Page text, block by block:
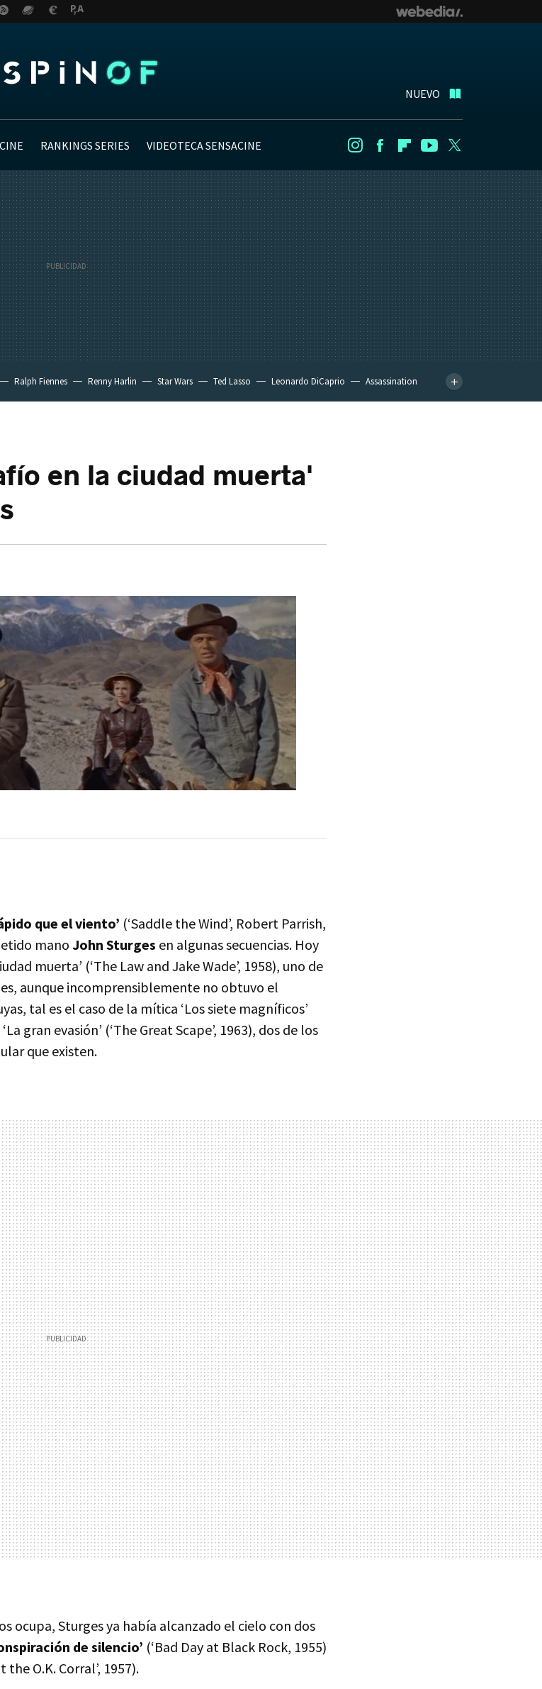
NUEVO
RANKINGS SERIES VIDEOTECA SENSACINE InstagramFacebookFlipboard
Youtube
Ralph Fiennes Renny Harlin Star Wars Ted Lasso Leonardo DiCaprio
Assassination
en la ciudad muerta'
que el viento’ (‘Saddle the Wind’, Robert Parrish,
mano John Sturges en algunas secuencias. Hoy
muerta’ (‘The Law and Jake Wade’, 1958), uno de
aunque incomprensiblemente no obtuvo el
tal es el caso de la mítica ‘Los siete magníficos’
gran evasión’ (‘The Great Scape’, 1963), dos de los
que existen.
ocupa, Sturges ya había alcanzado el cielo con dos
de silencio’ (‘Bad Day at Black Rock, 1955)
the O.K. Corral’, 1957).